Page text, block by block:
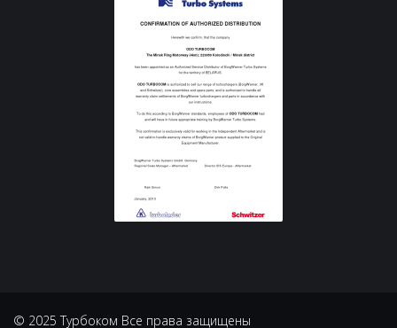
© 2025 Турбоком Все права защищены